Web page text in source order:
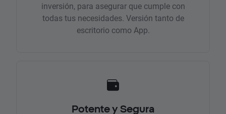
inversión, para asegurar que cumple con
todas tus necesidades. Versión tanto de
escritorio como App.
Potente y Segura